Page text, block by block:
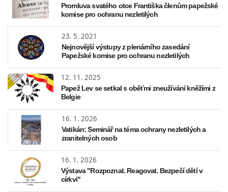
Promluva svatého otce Františka členům papežské
komise pro ochranu nezletilých
23. 5. 2021
Nejnovější výstupy z plenárního zasedání
Papežské komise pro ochranu nezletilých
12. 11. 2025
Papež Lev se setkal s oběťmi zneužívání kněžími z
Belgie
16. 1. 2026
Vatikán: Seminář na téma ochrany nezletilých a
zranitelných osob
16. 1. 2026
Výstava "Rozpoznat. Reagovat. Bezpečí dětí v
církvi"